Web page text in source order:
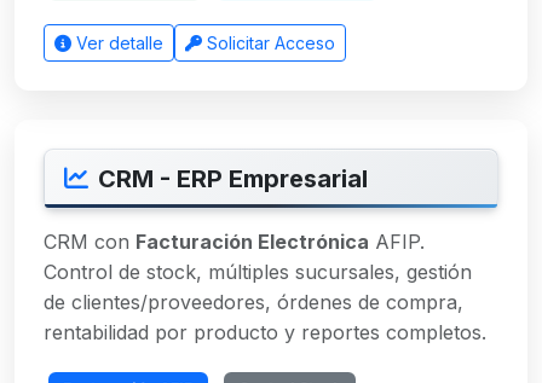
Ver detalle Solicitar Acceso
CRM - ERP Empresarial
CRM con Facturación Electrónica AFIP.
Control de stock, múltiples sucursales, gestión
de clientes/proveedores, órdenes de compra,
rentabilidad por producto y reportes completos.